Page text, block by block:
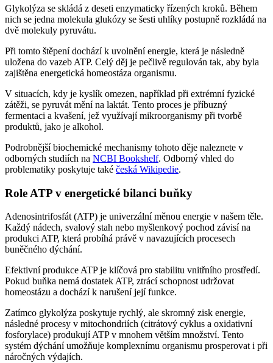
Glykolýza se skládá z deseti enzymaticky řízených kroků. Během
nich se jedna molekula glukózy se šesti uhlíky postupně rozkládá na
dvě molekuly pyruvátu.
Při tomto štěpení dochází k uvolnění energie, která je následně
uložena do vazeb ATP. Celý děj je pečlivě regulován tak, aby byla
zajištěna energetická homeostáza organismu.
V situacích, kdy je kyslík omezen, například při extrémní fyzické
zátěži, se pyruvát mění na laktát. Tento proces je příbuzný
fermentaci a kvašení, jež využívají mikroorganismy při tvorbě
produktů, jako je alkohol.
Podrobnější biochemické mechanismy tohoto děje naleznete v
odborných studiích na NCBI Bookshelf. Odborný vhled do
problematiky poskytuje také česká Wikipedie.
Role ATP v energetické bilanci buňky
Adenosintrifosfát (ATP) je univerzální měnou energie v našem těle.
Každý nádech, svalový stah nebo myšlenkový pochod závisí na
produkci ATP, která probíhá právě v navazujících procesech
buněčného dýchání.
Efektivní produkce ATP je klíčová pro stabilitu vnitřního prostředí.
Pokud buňka nemá dostatek ATP, ztrácí schopnost udržovat
homeostázu a dochází k narušení její funkce.
Zatímco glykolýza poskytuje rychlý, ale skromný zisk energie,
následné procesy v mitochondriích (citrátový cyklus a oxidativní
fosforylace) produkují ATP v mnohem větším množství. Tento
systém dýchání umožňuje komplexnímu organismu prosperovat i při
náročných výdajích.